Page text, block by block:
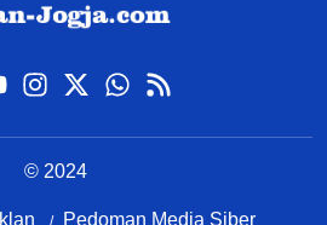
© 2024
Iklan Pedoman Media Siber